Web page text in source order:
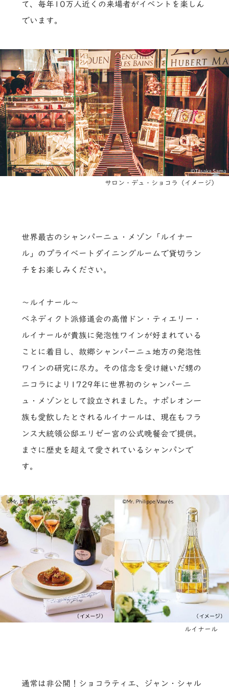
て、毎年10万人近くの来場者がイベントを楽しん
でいます。
サロン・デュ・ショコラ（イメージ）
世界最古のシャンパーニュ・メゾン「ルイナー
ル」のプライベートダイニングルームで貸切ラン
チをお楽しみください。
～ルイナール～
ベネディクト派修道会の高僧ドン・ティエリー・
ルイナールが貴族に発泡性ワインが好まれている
ことに着目し、故郷シャンパーニュ地方の発泡性
ワインの研究に尽力。その信念を受け継いだ甥の
ニコラにより1729年に世界初のシャンパーニ
ュ・メゾンとして設立されました。ナポレオン一
族も愛飲したとされるルイナールは、現在もフラ
ンス大統領公邸エリゼー宮の公式晩餐会で提供。
まさに歴史を超えて愛されているシャンパンで
す。
ルイナール
通常は非公開！ショコラティエ、ジャン・シャル